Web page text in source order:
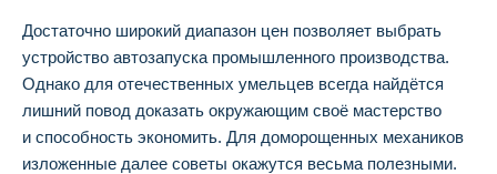
Достаточно широкий диапазон цен позволяет выбрать
устройство автозапуска промышленного производства.
Однако для отечественных умельцев всегда найдётся
лишний повод доказать окружающим своё мастерство
и способность экономить. Для доморощенных механиков
изложенные далее советы окажутся весьма полезными.